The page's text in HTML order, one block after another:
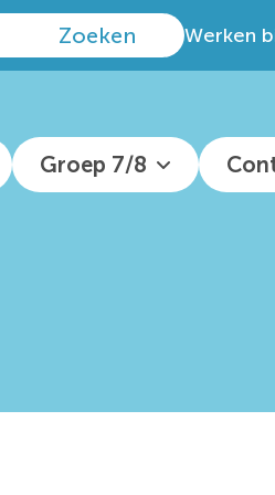
Werken
Groep 7/8